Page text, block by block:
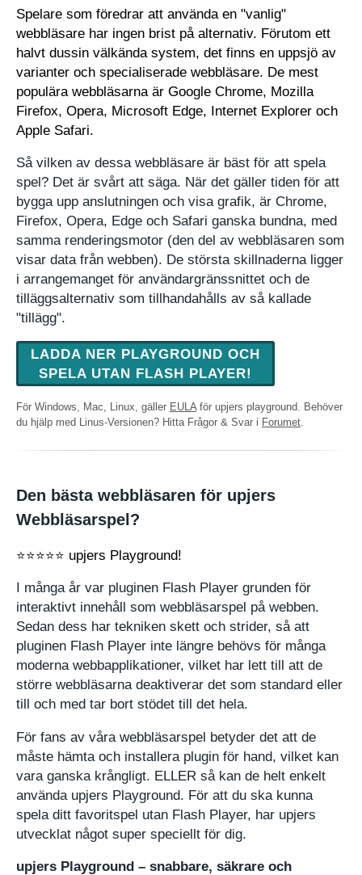
Spelare som föredrar att använda en "vanlig"
webbläsare har ingen brist på alternativ. Förutom ett
halvt dussin välkända system, det finns en uppsjö av
varianter och specialiserade webbläsare. De mest
populära webbläsarna är Google Chrome, Mozilla
Firefox, Opera, Microsoft Edge, Internet Explorer och
Apple Safari.
Så vilken av dessa webbläsare är bäst för att spela
spel? Det är svårt att säga. När det gäller tiden för att
bygga upp anslutningen och visa grafik, är Chrome,
Firefox, Opera, Edge och Safari ganska bundna, med
samma renderingsmotor (den del av webbläsaren som
visar data från webben). De största skillnaderna ligger
i arrangemanget för användargränssnittet och de
tilläggsalternativ som tillhandahålls av så kallade
"tillägg".
LADDA NER PLAYGROUND OCH
SPELA UTAN FLASH PLAYER!
För Windows, Mac, Linux, gäller EULAför upjers playground. Behöver
du hjälp med Linus-Versionen? Hitta Frågor & Svar i Forumet.
Den bästa webbläsaren för upjers
Webbläsarspel?
⭐⭐⭐⭐⭐ upjers Playground!
I många år var pluginen Flash Player grunden för
interaktivt innehåll som webbläsarspel på webben.
Sedan dess har tekniken skett och strider, så att
pluginen Flash Player inte längre behövs för många
moderna webbapplikationer, vilket har lett till att de
större webbläsarna deaktiverar det som standard eller
till och med tar bort stödet till det hela.
För fans av våra webbläsarspel betyder det att de
måste hämta och installera plugin för hand, vilket kan
vara ganska krångligt. ELLER så kan de helt enkelt
använda upjers Playground. För att du ska kunna
spela ditt favoritspel utan Flash Player, har upjers
utvecklat något super speciellt för dig.
upjers Playground – snabbare, säkrare och